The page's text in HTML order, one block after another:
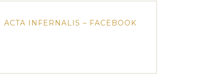
ACTA INFERNALIS – FACEBOOK